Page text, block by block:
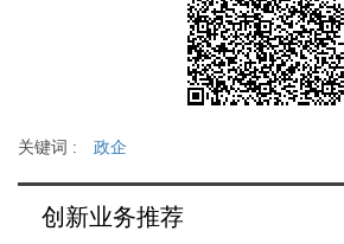
关键词 : 政企
创新业务推荐